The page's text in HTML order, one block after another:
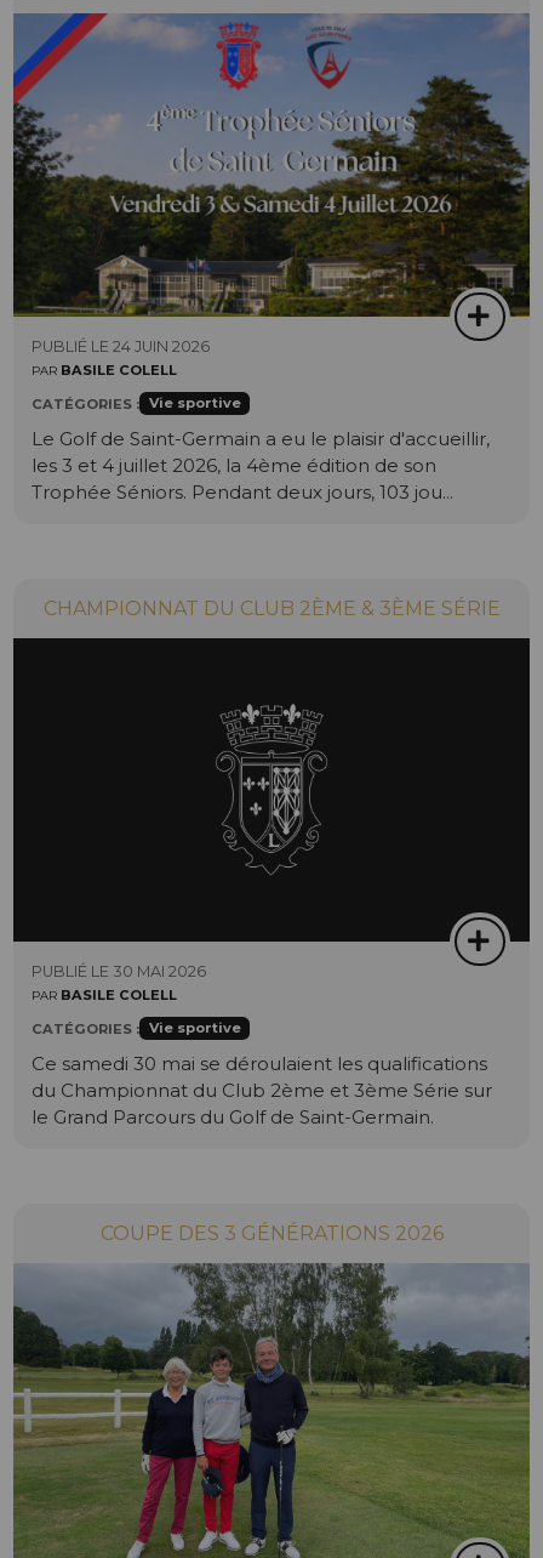
PUBLIÉ LE 24 JUIN 2026
PAR BASILE COLELL
CATÉGORIES : Vie sportive
Le Golf de Saint-Germain a eu le plaisir d'accueillir,
les 3 et 4 juillet 2026, la 4ème édition de son
Trophée Séniors. Pendant deux jours, 103 jou...
CHAMPIONNAT DU CLUB 2ÈME & 3ÈME SÉRIE
PUBLIÉ LE 30 MAI 2026
PAR BASILE COLELL
CATÉGORIES : Vie sportive
Ce samedi 30 mai se déroulaient les qualifications
du Championnat du Club 2ème et 3ème Série sur
le Grand Parcours du Golf de Saint-Germain.
COUPE DES 3 GÉNÉRATIONS 2026